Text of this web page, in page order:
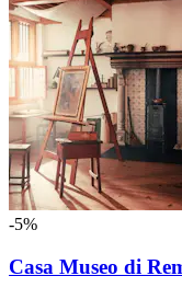
-5%
Casa Museo di